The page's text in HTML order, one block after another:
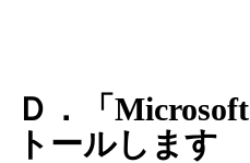
Ｄ．「 Microsoft
トールします